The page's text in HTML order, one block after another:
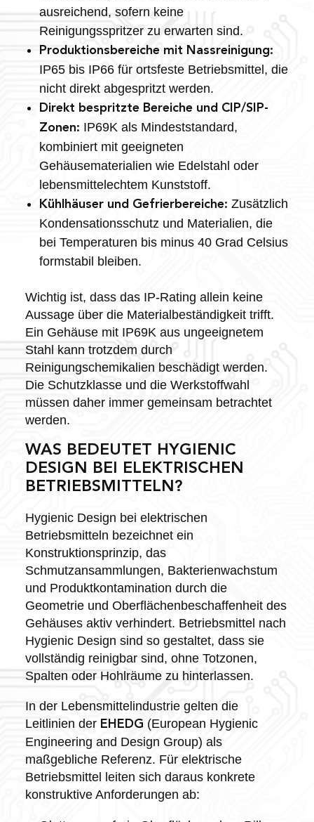
ausreichend, sofern keine
Reinigungsspritzer zu erwarten sind.
Produktionsbereiche mit Nassreinigung:
IP65 bis IP66 für ortsfeste Betriebsmittel, die
nicht direkt abgespritzt werden.
Direkt bespritzte Bereiche und CIP/SIP-
Zonen: IP69K als Mindeststandard,
kombiniert mit geeigneten
Gehäusematerialien wie Edelstahl oder
lebensmittelechtem Kunststoff.
Kühlhäuser und Gefrierbereiche: Zusätzlich
Kondensationsschutz und Materialien, die
bei Temperaturen bis minus 40 Grad Celsius
formstabil bleiben.
Wichtig ist, dass das IP-Rating allein keine
Aussage über die Materialbeständigkeit trifft.
Ein Gehäuse mit IP69K aus ungeeignetem
Stahl kann trotzdem durch
Reinigungschemikalien beschädigt werden.
Die Schutzklasse und die Werkstoffwahl
müssen daher immer gemeinsam betrachtet
werden.
WAS BEDEUTET HYGIENIC
DESIGN BEI ELEKTRISCHEN
BETRIEBSMITTELN?
Hygienic Design bei elektrischen
Betriebsmitteln bezeichnet ein
Konstruktionsprinzip, das
Schmutzansammlungen, Bakterienwachstum
und Produktkontamination durch die
Geometrie und Oberflächenbeschaffenheit des
Gehäuses aktiv verhindert. Betriebsmittel nach
Hygienic Design sind so gestaltet, dass sie
vollständig reinigbar sind, ohne Totzonen,
Spalten oder Hohlräume zu hinterlassen.
In der Lebensmittelindustrie gelten die
Leitlinien der EHEDG (European Hygienic
Engineering and Design Group) als
maßgebliche Referenz. Für elektrische
Betriebsmittel leiten sich daraus konkrete
konstruktive Anforderungen ab: